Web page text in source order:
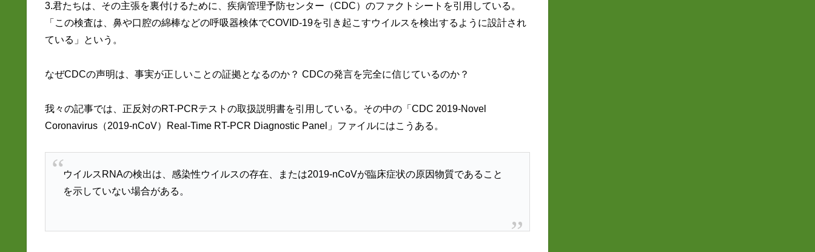
3.君たちは、その主張を裏付けるために、疾病管理予防センター（CDC）のファクトシートを引用している。
「この検査は、鼻や口腔の綿棒などの呼吸器検体でCOVID-19を引き起こすウイルスを検出するように設計され
ている」という。
なぜCDCの声明は、事実が正しいことの証拠となるのか？ CDCの発言を完全に信じているのか？
我々の記事では、正反対のRT-PCRテストの取扱説明書を引用している。その中の「CDC 2019-Novel
Coronavirus（2019-nCoV）Real-Time RT-PCR Diagnostic Panel」ファイルにはこうある。
ウイルスRNAの検出は、感染性ウイルスの存在、または2019-nCoVが臨床症状の原因物質であること
を示していない場合がある。